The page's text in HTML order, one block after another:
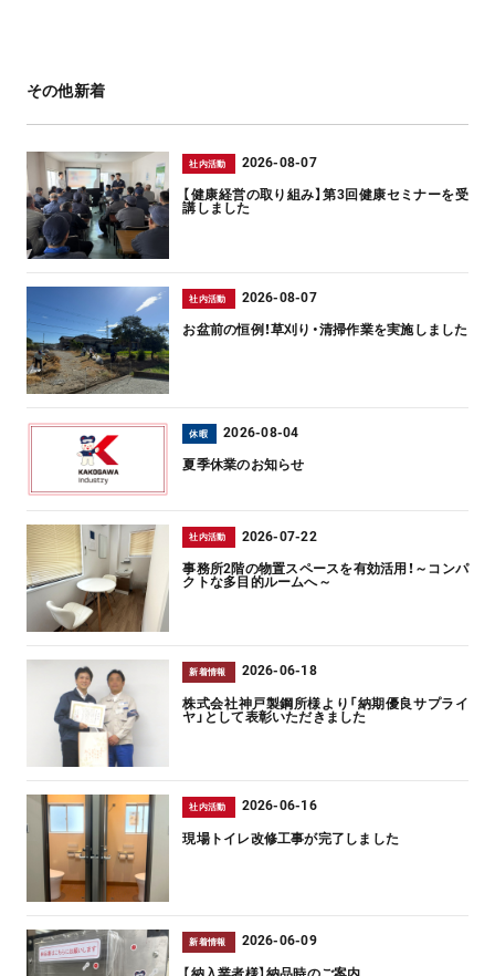
その他新着
社内活動 2026-08-07
【健康経営の取り組み】第3回健康セミナーを受
講しました
社内活動 2026-08-07
お盆前の恒例！草刈り・清掃作業を実施しました
休暇 2026-08-04
夏季休業のお知らせ
社内活動 2026-07-22
事務所2階の物置スペースを有効活用！～コンパ
クトな多目的ルームへ～
新着情報 2026-06-18
株式会社神戸製鋼所様より「納期優良サプライ
ヤ」として表彰いただきました
社内活動 2026-06-16
現場トイレ改修工事が完了しました
新着情報 2026-06-09